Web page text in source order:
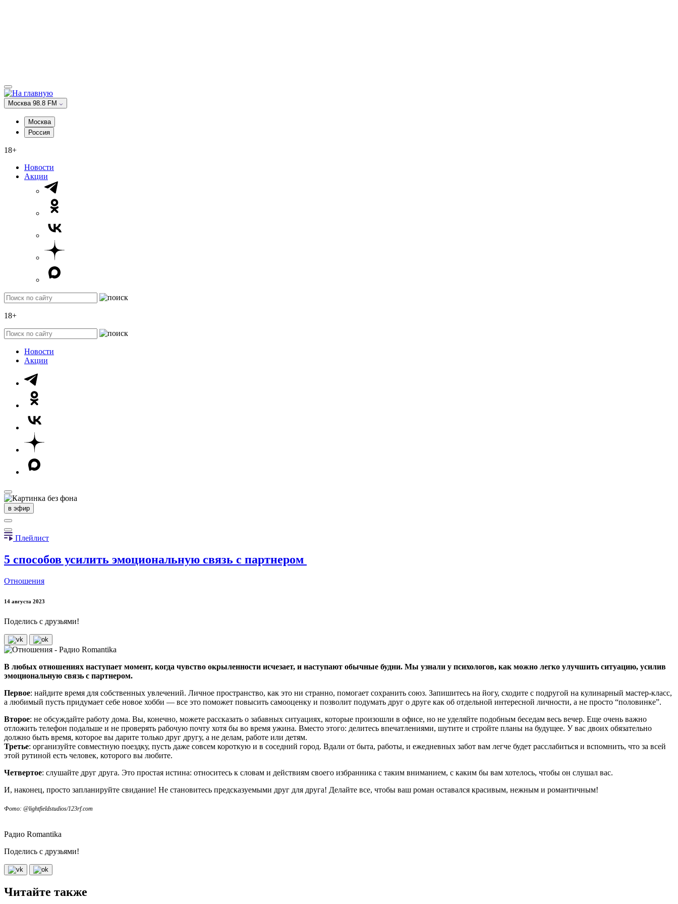
Москва 98.8 FM
Москва
Россия
18+
Новости
Акции
18+
Новости
Акции
в эфир
Плейлист
5 способов усилить эмоциональную связь с партнером
Отношения
14 августа 2023
Поделись с друзьями!
В любых отношениях наступает момент, когда чувство окрыленности исчезает, и наступают обычные будни. Мы узнали у психологов, как можно легко улучшить ситуацию, усилив
эмоциональную связь с партнером.
Первое: найдите время для собственных увлечений. Личное пространство, как это ни странно, помогает сохранить союз. Запишитесь на йогу, сходите с подругой на кулинарный мастер-класс,
а любимый пусть придумает себе новое хобби — все это поможет повысить самооценку и позволит подумать друг о друге как об отдельной интересной личности, а не просто “половинке”.
Второе: не обсуждайте работу дома. Вы, конечно, можете рассказать о забавных ситуациях, которые произошли в офисе, но не уделяйте подобным беседам весь вечер. Еще очень важно
отложить телефон подальше и не проверять рабочую почту хотя бы во время ужина. Вместо этого: делитесь впечатлениями, шутите и стройте планы на будущее. У вас двоих обязательно
должно быть время, которое вы дарите только друг другу, а не делам, работе или детям.
Третье: организуйте совместную поездку, пусть даже совсем короткую и в соседний город. Вдали от быта, работы, и ежедневных забот вам легче будет расслабиться и вспомнить, что за всей
этой рутиной есть человек, которого вы любите.
Четвертое: слушайте друг друга. Это простая истина: относитесь к словам и действиям своего избранника с таким вниманием, с каким бы вам хотелось, чтобы он слушал вас.
И, наконец, просто запланируйте свидание! Не становитесь предсказуемыми друг для друга! Делайте все, чтобы ваш роман оставался красивым, нежным и романтичным!
Фото: @lightfieldstudios/123rf.com
Радио Romantika
Поделись с друзьями!
Читайте также